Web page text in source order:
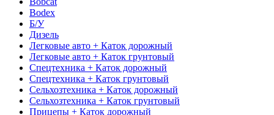
Bodex
Б/У
Дизель
Легковые авто + Каток дорожный
Легковые авто + Каток грунтовый
Спецтехника + Каток дорожный
Спецтехника + Каток грунтовый
Сельхозтехника + Каток дорожный
Сельхозтехника + Каток грунтовый
Прицепы + Каток дорожный